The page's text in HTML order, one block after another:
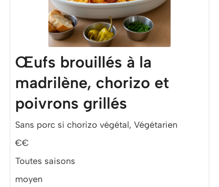
Œufs brouillés à la
madrilène, chorizo et
poivrons grillés
Sans porc si chorizo végétal, Végétarien
€€
Toutes saisons
moyen